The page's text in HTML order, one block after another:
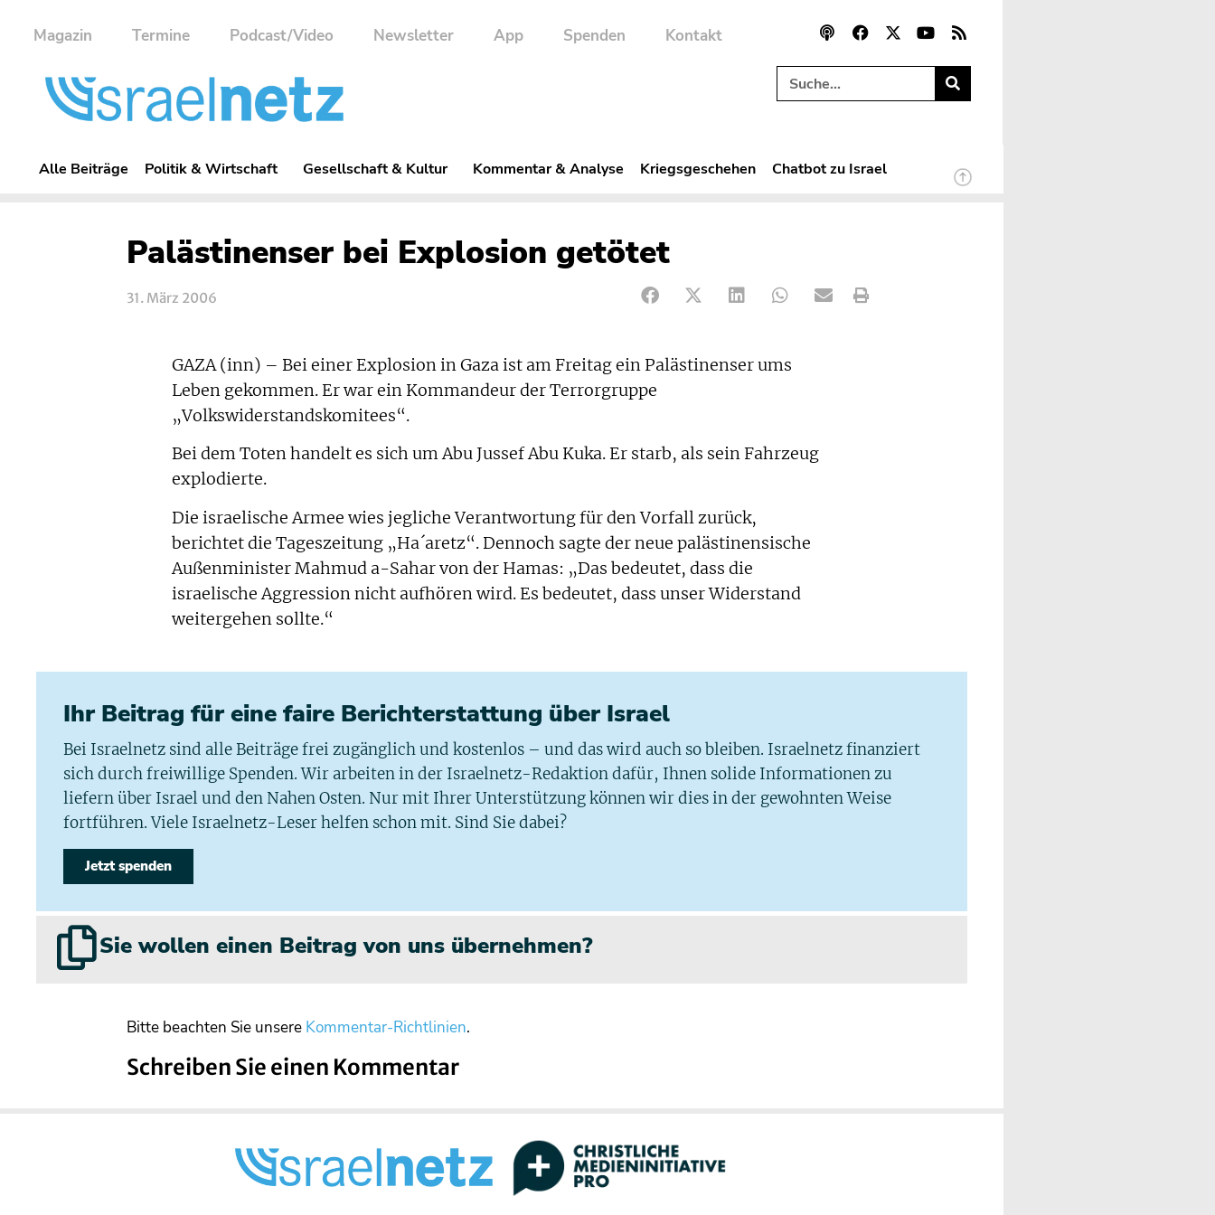
Magazin Termine Podcast/Video Newsletter App Spenden Kontakt
Alle Beiträge Politik & Wirtschaft Gesellschaft & Kultur Kommentar & Analyse Kriegsgeschehen Chatbot zu Israel
Palästinenser bei Explosion getötet
31. März 2006
GAZA (inn) – Bei einer Explosion in Gaza ist am Freitag ein Palästinenser ums
Leben gekommen. Er war ein Kommandeur der Terrorgruppe
„Volkswiderstandskomitees“.
Bei dem Toten handelt es sich um Abu Jussef Abu Kuka. Er starb, als sein Fahrzeug
explodierte.
Die israelische Armee wies jegliche Verantwortung für den Vorfall zurück,
berichtet die Tageszeitung „Ha´aretz“. Dennoch sagte der neue palästinensische
Außenminister Mahmud a-Sahar von der Hamas: „Das bedeutet, dass die
israelische Aggression nicht aufhören wird. Es bedeutet, dass unser Widerstand
weitergehen sollte.“
Ihr Beitrag für eine faire Berichterstattung über Israel
Bei Israelnetz sind alle Beiträge frei zugänglich und kostenlos – und das wird auch so bleiben. Israelnetz finanziert
sich durch freiwillige Spenden. Wir arbeiten in der Israelnetz-Redaktion dafür, Ihnen solide Informationen zu
liefern über Israel und den Nahen Osten. Nur mit Ihrer Unterstützung können wir dies in der gewohnten Weise
fortführen. Viele Israelnetz-Leser helfen schon mit. Sind Sie dabei?
Jetzt spenden
Sie wollen einen Beitrag von uns übernehmen?
Bitte beachten Sie unsere Kommentar-Richtlinien.
Schreiben Sie einen Kommentar